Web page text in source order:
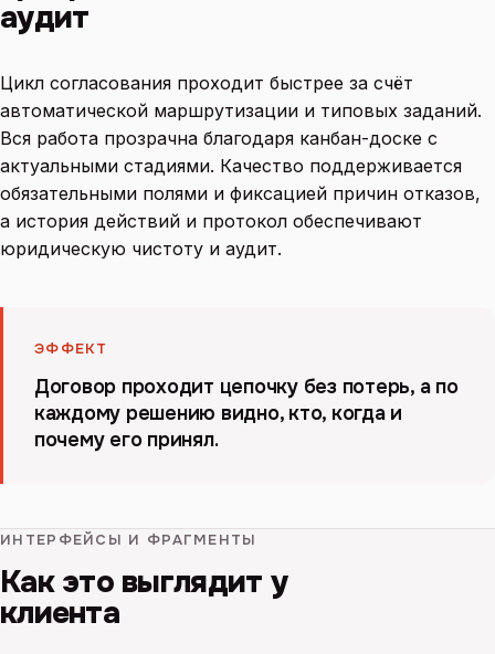
аудит
Цикл согласования проходит быстрее за счёт
автоматической маршрутизации и типовых заданий.
Вся работа прозрачна благодаря канбан-доске с
актуальными стадиями. Качество поддерживается
обязательными полями и фиксацией причин отказов,
а история действий и протокол обеспечивают
юридическую чистоту и аудит.
ЭФФЕКТ
Договор проходит цепочку без потерь, а по
каждому решению видно, кто, когда и
почему его принял.
ИНТЕРФЕЙСЫ И ФРАГМЕНТЫ
Как это выглядит у
клиента